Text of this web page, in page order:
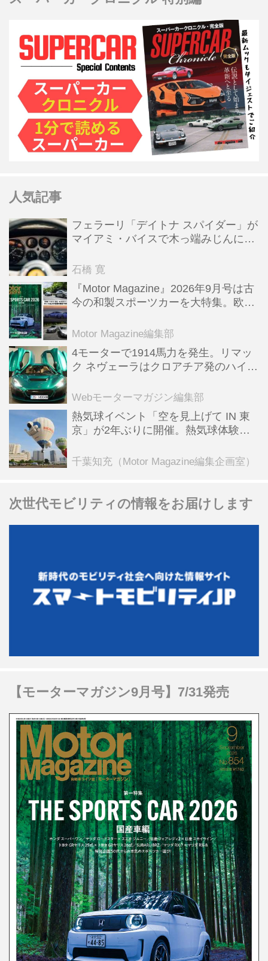
人気記事
フェラーリ「デイトナ スパイダー」が
マイアミ・バイスで木っ端みじんにな
石橋 寛
『Motor Magazine』2026年9月号は古
今の和製スポーツカーを大特集。欧州
Motor Magazine編集部
4モーターで1914馬力を発生。リマッ
ク ネヴェーラはクロアチア発のハイパ
全版／115】
Webモーターマガジン編集部
熱気球イベント「空を見上げて IN 東
京」が2年ぶりに開催。熱気球体験搭
ンテンツも
千葉知充（Motor Magazine編集企画室）
次世代モビリティの情報をお届けします
【モーターマガジン9月号】7/31発売